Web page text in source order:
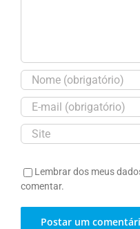
Lembrar dos meus
comentar.